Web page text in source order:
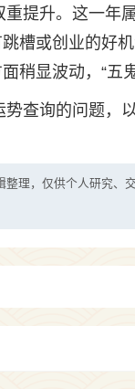
提升。这一年
槽或创业的好
稍显波动，“五
查询的问题，
理，仅供个人研究、